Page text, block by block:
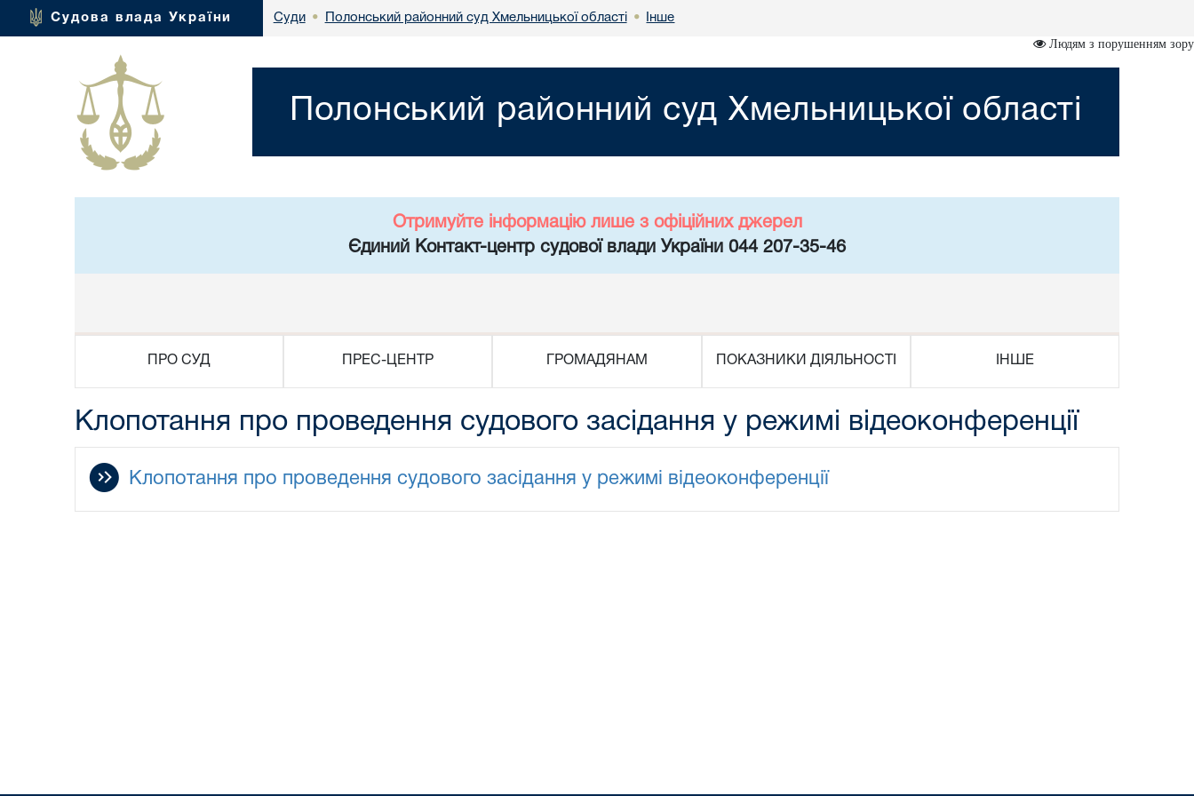
Судова влада України Суди • Полонський районний суд Хмельницької області • Інше
Людям з порушенням зору
Полонський районний суд Хмельницької області
Отримуйте інформацію лише з офіційних джерел
Єдиний Контакт-центр судової влади України 044 207-35-46
ПРО СУД ПРЕС-ЦЕНТР ГРОМАДЯНАМ ПОКАЗНИКИ ДІЯЛЬНОСТІ ІНШЕ
Клопотання про проведення судового засідання у режимі відеоконференції
Клопотання про проведення судового засідання у режимі відеоконференції